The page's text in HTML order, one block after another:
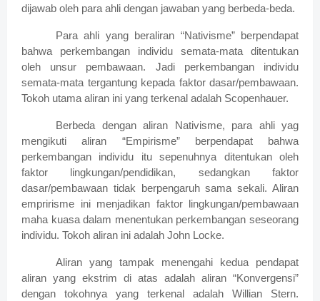
dijawab oleh para ahli dengan jawaban yang berbeda-beda.
Para ahli yang beraliran “Nativisme” berpendapat
bahwa perkembangan individu semata-mata ditentukan
oleh unsur pembawaan. Jadi perkembangan individu
semata-mata tergantung kepada faktor dasar/pembawaan.
Tokoh utama aliran ini yang terkenal adalah Scopenhauer.
Berbeda dengan aliran Nativisme, para ahli yag
mengikuti aliran “Empirisme” berpendapat bahwa
perkembangan individu itu sepenuhnya ditentukan oleh
faktor lingkungan/pendidikan, sedangkan faktor
dasar/pembawaan tidak berpengaruh sama sekali. Aliran
empririsme ini menjadikan faktor lingkungan/pembawaan
maha kuasa dalam menentukan perkembangan seseorang
individu. Tokoh aliran ini adalah John Locke.
Aliran yang tampak menengahi kedua pendapat
aliran yang ekstrim di atas adalah aliran “Konvergensi”
dengan tokohnya yang terkenal adalah Willian Stern.